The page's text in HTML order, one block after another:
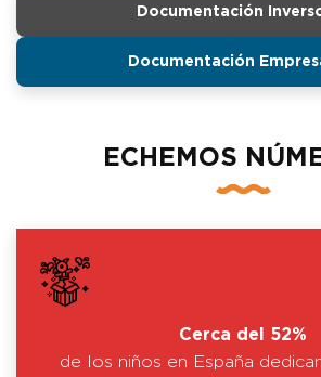
Documentación
Documentación
ECHEMOS
Cerca del 52%
de los niños en España